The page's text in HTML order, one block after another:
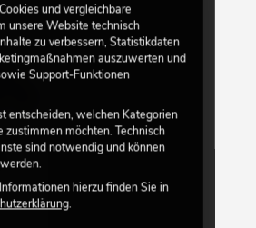
und vergleichbare
unsere Website technisch
zu verbessern, Statistikdaten
auszuwerten und
Support-Funktionen
entscheiden, welchen Kategorien
zustimmen möchten. Technisch
sind notwendig und können
hierzu finden Sie in
.